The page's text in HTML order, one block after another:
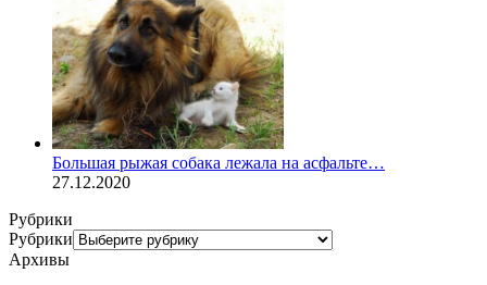
Большая рыжая собака лежала на асфальте…
27.12.2020
Рубрики
Рубрики
Архивы